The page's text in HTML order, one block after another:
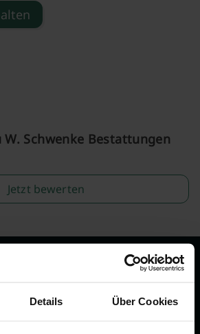
Details Über Cookies
Schwenke Bestattungen
Jetzt bewerten
rund
Bestattung &